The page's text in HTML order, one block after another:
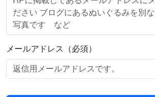
メールアドレス（必須）